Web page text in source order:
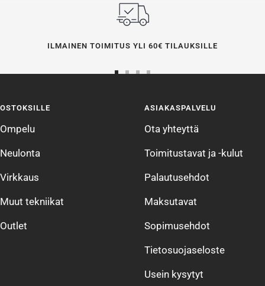
ILMAINEN TOIMITUS YLI 60€ TILAUKSILLE
4
OSTOKSILLE
Ompelu
Neulonta
Virkkaus
Muut tekniikat
Outlet
ASIAKASPALVELU
Ota yhteyttä
Toimitustavat ja -kulut
Palautusehdot
Maksutavat
Sopimusehdot
Tietosuojaseloste
Usein kysytyt